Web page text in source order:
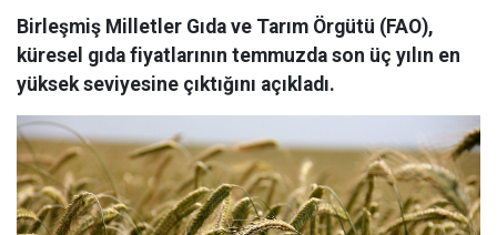
Birleşmiş Milletler Gıda ve Tarım Örgütü (FAO),
küresel gıda fiyatlarının temmuzda son üç yılın en
yüksek seviyesine çıktığını açıkladı.